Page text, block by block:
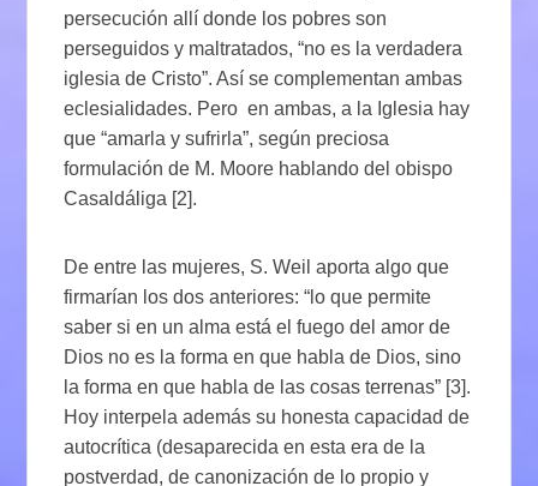
persecución allí donde los pobres son
perseguidos y maltratados, “no es la verdadera
iglesia de Cristo”. Así se complementan ambas
eclesialidades. Pero en ambas, a la Iglesia hay
que “amarla y sufrirla”, según preciosa
formulación de M. Moore hablando del obispo
Casaldáliga [2].
De entre las mujeres, S. Weil aporta algo que
firmarían los dos anteriores: “lo que permite
saber si en un alma está el fuego del amor de
Dios no es la forma en que habla de Dios, sino
la forma en que habla de las cosas terrenas” [3].
Hoy interpela además su honesta capacidad de
autocrítica (desaparecida en esta era de la
postverdad, de canonización de lo propio y